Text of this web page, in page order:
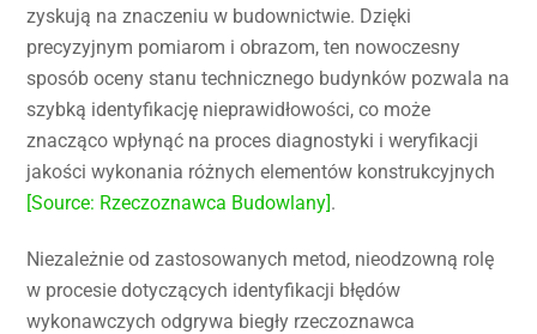
zyskują na znaczeniu w budownictwie. Dzięki
precyzyjnym pomiarom i obrazom, ten nowoczesny
sposób oceny stanu technicznego budynków pozwala na
szybką identyfikację nieprawidłowości, co może
znacząco wpłynąć na proces diagnostyki i weryfikacji
jakości wykonania różnych elementów konstrukcyjnych
[Source: Rzeczoznawca Budowlany].
Niezależnie od zastosowanych metod, nieodzowną rolę
w procesie dotyczących identyfikacji błędów
wykonawczych odgrywa biegły rzeczoznawca